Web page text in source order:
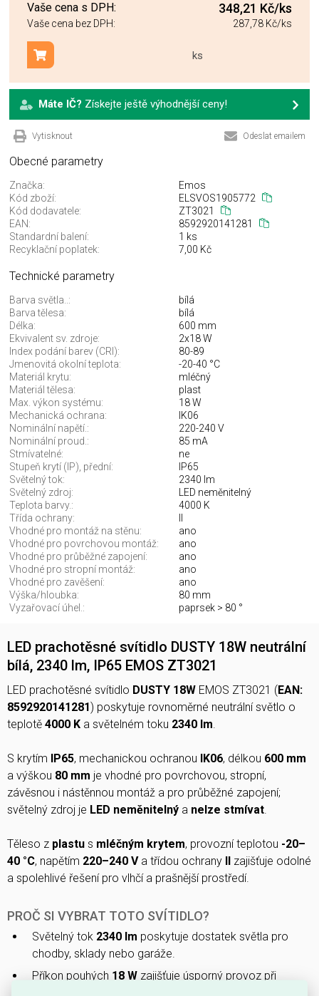
Vaše cena s DPH: 348,21 Kč/ks
Vaše cena bez DPH: 287,78 Kč/ks
ks
Přidat do košíku
Máte IČ? Získejte ještě výhodnější ceny!
Vytisknout Odeslat emailem
Obecné parametry
Značka:
Emos
Kód zboží:
ELSVOS1905772
Kód dodavatele:
ZT3021
EAN:
8592920141281
Standardní balení:
1 ks
Recyklační poplatek:
7,00 Kč
Technické parametry
Barva světla..:
bílá
Barva tělesa:
bílá
Délka:
600 mm
Ekvivalent sv. zdroje:
2x18 W
Index podání barev (CRI):
80-89
Jmenovitá okolní teplota:
-20-40 °C
Materiál krytu:
mléčný
Materiál tělesa:
plast
Max. výkon systému:
18 W
Mechanická ochrana:
IK06
Nominální napětí.:
220-240 V
Nominální proud.:
85 mA
Stmívatelné:
ne
Stupeň krytí (IP), přední:
IP65
Světelný tok:
2340 lm
Světelný zdroj:
LED neměnitelný
Teplota barvy.:
4000 K
Třída ochrany:
Vhodné pro montáž na stěnu:
ano
Vhodné pro povrchovou montáž:
ano
Vhodné pro průběžné zapojení:
ano
Vhodné pro stropní montáž:
ano
Vhodné pro zavěšení:
ano
Výška/hloubka:
80 mm
Vyzařovací úhel.:
paprsek > 80 °
LED prachotěsné svítidlo DUSTY 18W neutrální
bílá, 2340 lm, IP65 EMOS ZT3021
LED prachotěsné svítidlo DUSTY 18W EMOS ZT3021 ( EAN:
8592920141281 ) poskytuje rovnoměrné neutrální světlo o
teplotě 4000 K a světelném toku 2340 lm.
S krytím IP65, mechanickou ochranou IK06, délkou 600 mm
a výškou 80 mm je vhodné pro povrchovou, stropní,
závěsnou i nástěnnou montáž a pro průběžné zapojení;
světelný zdroj je LED neměnitelný a nelze stmívat.
Těleso z plastu s mléčným krytem, provozní teplotou -20–
40 °C, napětím 220–240 Va třídou ochrany
zajišťuje odolné
a spolehlivé řešení pro vlhčí a prašnější prostředí.
PROČ SI VYBRAT TOTO SVÍTIDLO?
Světelný tok 2340 lm poskytuje dostatek světla pro
chodby, sklady nebo garáže.
Příkon pouhých 18 W zajišťuje úsporný provoz při